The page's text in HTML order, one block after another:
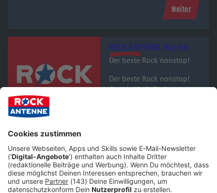
Weiter
ROCK ANTENNE Bayern
Der beste Rock nonstop!
Der beste Rock nonstop!
Gerade läuft:Barbara ann-